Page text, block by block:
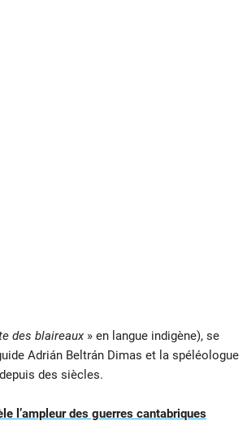
des blaireaux» en langue indigène), se
Adrián Beltrán Dimas et la spéléologue
des siècles.
l’ampleur des guerres cantabriques